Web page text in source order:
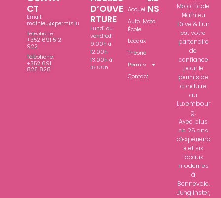
Moto-École
Mathieu
Drive & Fun
est votre
partenaire
de
confiance
pour le
permis de
conduire
au
Luxembour
g.
Avec plus
de 25 ans
d’expérienc
e et six
locaux
modernes
à
Bonnevoie,
Junglinster,
CT
Email:
mathieu@permis.lu
Téléphone:
+352 691 512
922
Téléphone:
+352 691
828 828
D’OUVE
RTURE
Lundi au
vendredi
9.00h à
12.00h
13.00h à
18.00h
NS
Accueil
Auto-Moto-
École
Locaux
Théorie
Permis
Contact